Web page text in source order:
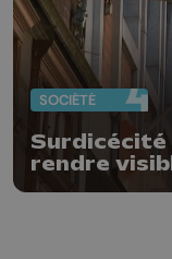
SOCIÉTÉ
Surdicécité
rendre